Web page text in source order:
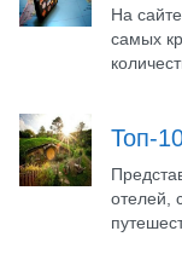
На
самых
Топ-
отелей,